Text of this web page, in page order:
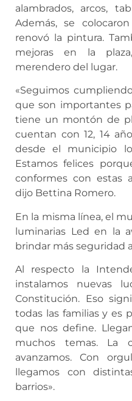
alambrados, arcos,
Además, se
renovó la pintura.
mejoras en la
merendero del lugar.
«Seguimos
que son importantes
tiene un montón de
cuentan con 12, 14
desde el municipio
Estamos felices
conformes con estas
dijo Bettina Romero.
En la misma línea, el
luminarias Led en la
brindar más seguridad
Al respecto la
instalamos nuevas
Constitución. Eso
todas las familias y es
que nos define.
muchos temas. La
avanzamos. Con
llegamos con
barrios».